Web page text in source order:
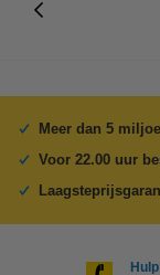
Meer dan 5
Voor 22.00 uur